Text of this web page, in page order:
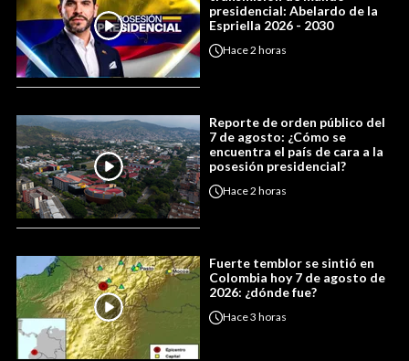
presidencial: Abelardo de la
Espriella 2026 - 2030
Hace2 horas
Reporte de orden público del
7 de agosto: ¿Cómo se
encuentra el país de cara a la
posesión presidencial?
Hace2 horas
Fuerte temblor se sintió en
Colombia hoy 7 de agosto de
2026: ¿dónde fue?
Hace3 horas